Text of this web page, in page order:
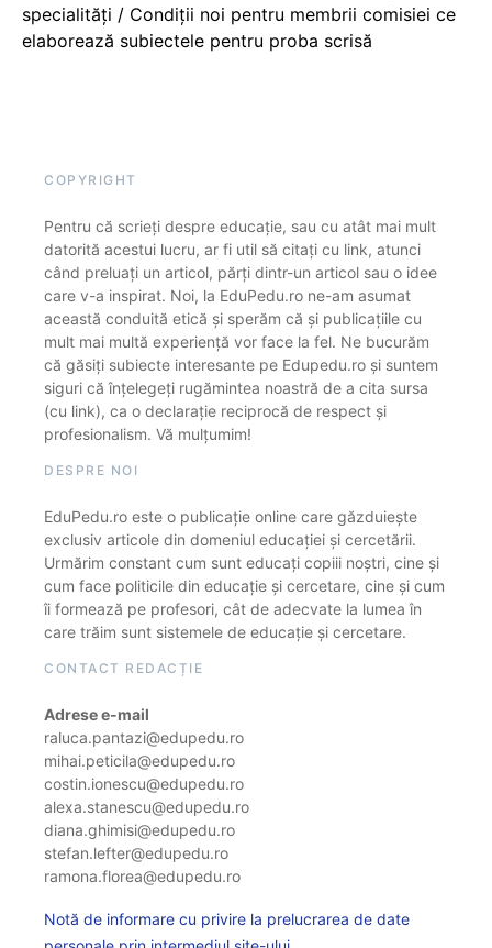
specialități / Condiții noi pentru membrii comisiei ce
elaborează subiectele pentru proba scrisă
COPYRIGHT
Pentru că scrieți despre educație, sau cu atât mai mult
datorită acestui lucru, ar fi util să citați cu link, atunci
când preluați un articol, părți dintr-un articol sau o idee
care v-a inspirat. Noi, la EduPedu.ro ne-am asumat
această conduită etică și sperăm că și publicațiile cu
mult mai multă experiență vor face la fel. Ne bucurăm
că găsiți subiecte interesante pe Edupedu.ro și suntem
siguri că înțelegeți rugămintea noastră de a cita sursa
(cu link), ca o declarație reciprocă de respect și
profesionalism. Vă mulțumim!
DESPRE NOI
EduPedu.ro este o publicație online care găzduiește
exclusiv articole din domeniul educației și cercetării.
Urmărim constant cum sunt educați copiii noștri, cine și
cum face politicile din educație și cercetare, cine și cum
îi formează pe profesori, cât de adecvate la lumea în
care trăim sunt sistemele de educație și cercetare.
CONTACT REDACȚIE
Adrese e-mail
raluca.pantazi@edupedu.ro
mihai.peticila@edupedu.ro
costin.ionescu@edupedu.ro
alexa.stanescu@edupedu.ro
diana.ghimisi@edupedu.ro
stefan.lefter@edupedu.ro
ramona.florea@edupedu.ro
Notă de informare cu privire la prelucrarea de date